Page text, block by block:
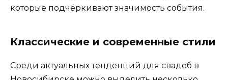
которые подчёркивают значимость события.
Классические и современные стили
Среди актуальных тенденций для свадеб в